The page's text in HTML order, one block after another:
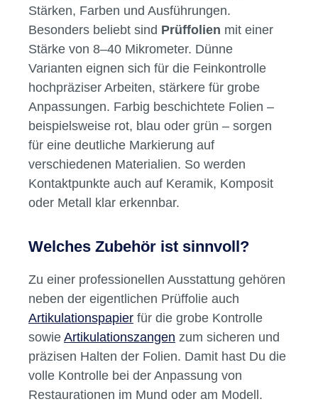
Stärken, Farben und Ausführungen.
Besonders beliebt sind Prüffolien mit einer
Stärke von 8–40 Mikrometer. Dünne
Varianten eignen sich für die Feinkontrolle
hochpräziser Arbeiten, stärkere für grobe
Anpassungen. Farbig beschichtete Folien –
beispielsweise rot, blau oder grün – sorgen
für eine deutliche Markierung auf
verschiedenen Materialien. So werden
Kontaktpunkte auch auf Keramik, Komposit
oder Metall klar erkennbar.
Welches Zubehör ist sinnvoll?
Zu einer professionellen Ausstattung gehören
neben der eigentlichen Prüffolie auch
Artikulationspapier für die grobe Kontrolle
sowieArtikulationszangen zum sicheren und
präzisen Halten der Folien. Damit hast Du die
volle Kontrolle bei der Anpassung von
Restaurationen im Mund oder am Modell.